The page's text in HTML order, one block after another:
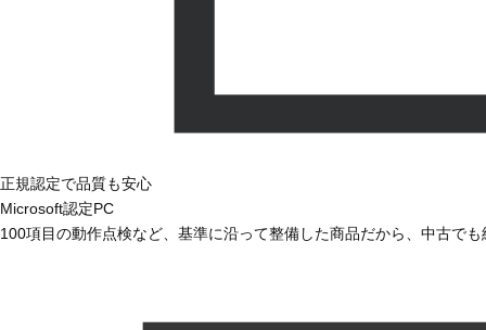
正規認定で品質も安心
Microsoft認定PC
100項目の動作点検など、基準に沿って整備した商品だから、中古で